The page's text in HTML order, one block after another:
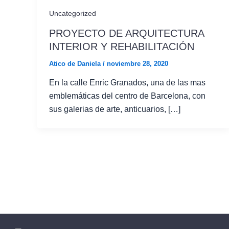
Uncategorized
PROYECTO DE ARQUITECTURA
INTERIOR Y REHABILITACIÓN
Atico de Daniela / noviembre 28, 2020
En la calle Enric Granados, una de las mas
emblemáticas del centro de Barcelona, con
sus galerias de arte, anticuarios, […]